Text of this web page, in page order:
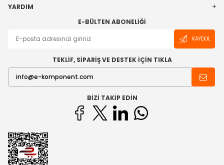
YARDIM
E-BÜLTEN ABONELIĞI
KAYDOL
TEKLİF, SİPARİŞ VE DESTEK İÇİN TIKLA
BIZI TAKIP EDIN